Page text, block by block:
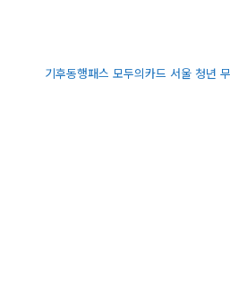
기후동행패스 모두의카드 서울 청년